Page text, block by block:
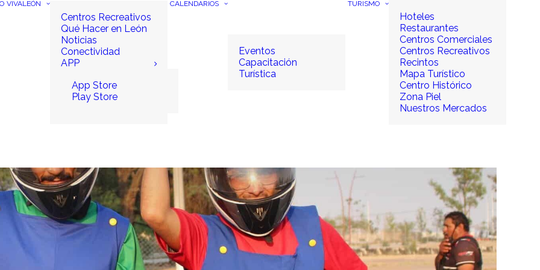
VIVALEÓN
Centros Recreativos
Qué Hacer en León
Noticias
Conectividad
APP
App Store
Play Store
CALENDARIOS
Eventos
Capacitación
Turística
TURISMO
Hoteles
Restaurantes
Centros Comerciales
Centros Recreativos
Recintos
Mapa Turístico
Centro Histórico
Zona Piel
Nuestros Mercados